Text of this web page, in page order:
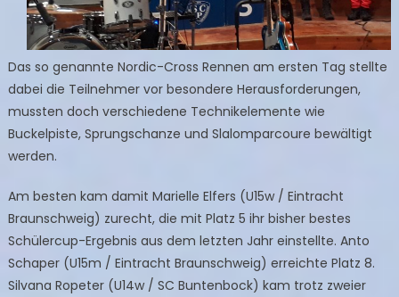
Das so genannte Nordic-Cross Rennen am ersten Tag stellte
dabei die Teilnehmer vor besondere Herausforderungen,
mussten doch verschiedene Technikelemente wie
Buckelpiste, Sprungschanze und Slalomparcoure bewältigt
werden.
Am besten kam damit Marielle Elfers (U15w / Eintracht
Braunschweig) zurecht, die mit Platz 5 ihr bisher bestes
Schülercup-Ergebnis aus dem letzten Jahr einstellte. Anto
Schaper (U15m / Eintracht Braunschweig) erreichte Platz 8.
Silvana Ropeter (U14w / SC Buntenbock) kam trotz zweier